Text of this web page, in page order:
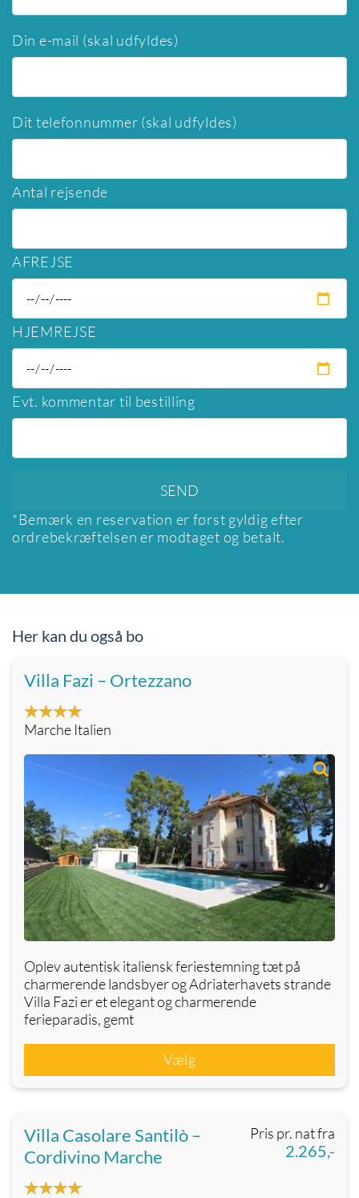
Din e-mail (skal udfyldes)
Dit telefonnummer (skal udfyldes)
Antal rejsende
AFREJSE
HJEMREJSE
Evt. kommentar til bestilling
*Bemærk en reservation er først gyldig efter
ordrebekræftelsen er modtaget og betalt.
Her kan du også bo
Villa Fazi – Ortezzano
Marche Italien
Oplev autentisk italiensk feriestemning tæt på
charmerende landsbyer og Adriaterhavets strande
Villa Fazi er et elegant og charmerende
ferieparadis, gemt
Vælg
Pris pr. nat fra
2.265,-
Villa Casolare Santilò –
Cordivino Marche